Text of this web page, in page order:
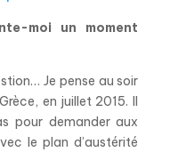
moi un moment
Je pense au soir
en juillet 2015. Il
pour demander aux
le plan d’austérité